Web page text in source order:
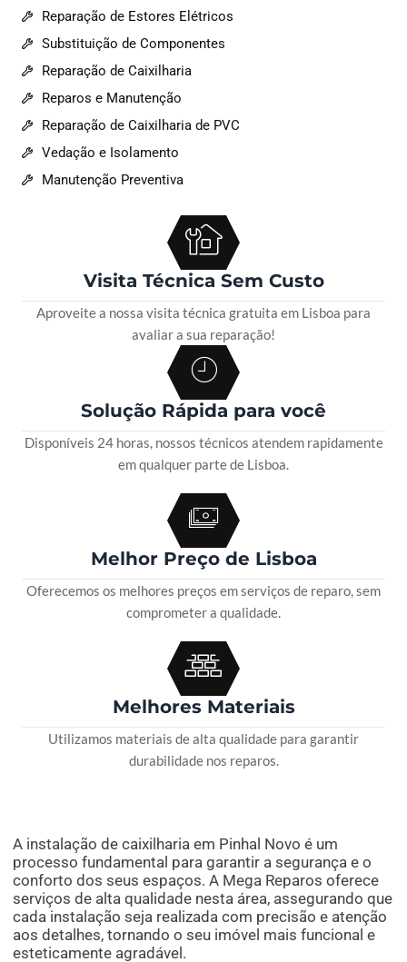
Reparação de Estores Elétricos
Substituição de Componentes
Reparação de Caixilharia
Reparos e Manutenção
Reparação de Caixilharia de PVC
Vedação e Isolamento
Manutenção Preventiva
Visita Técnica Sem Custo
Aproveite a nossa visita técnica gratuita em Lisboa para
avaliar a sua reparação!
Solução Rápida para você
Disponíveis 24 horas, nossos técnicos atendem rapidamente
em qualquer parte de Lisboa.
Melhor Preço de Lisboa
Oferecemos os melhores preços em serviços de reparo, sem
comprometer a qualidade.
Melhores Materiais
Utilizamos materiais de alta qualidade para garantir
durabilidade nos reparos.
A instalação de caixilharia em Pinhal Novo é um
processo fundamental para garantir a segurança e o
conforto dos seus espaços. A Mega Reparos oferece
serviços de alta qualidade nesta área, assegurando que
cada instalação seja realizada com precisão e atenção
aos detalhes, tornando o seu imóvel mais funcional e
esteticamente agradável.